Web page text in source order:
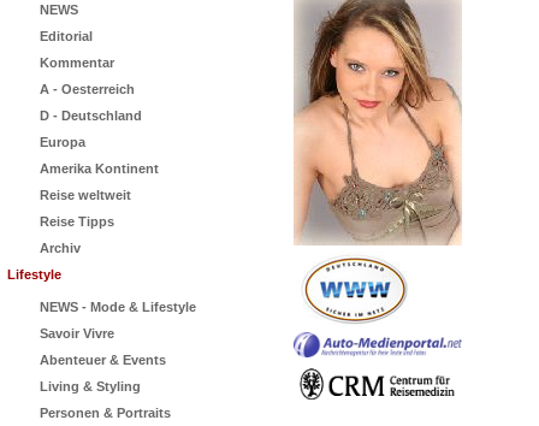
NEWS
Editorial
Kommentar
A - Oesterreich
D - Deutschland
Europa
Amerika Kontinent
Reise weltweit
Reise Tipps
Archiv
Lifestyle
NEWS - Mode & Lifestyle
Savoir Vivre
Abenteuer & Events
Living & Styling
Personen & Portraits